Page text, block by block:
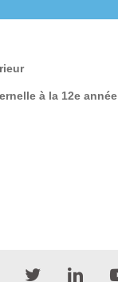
à la 12e année